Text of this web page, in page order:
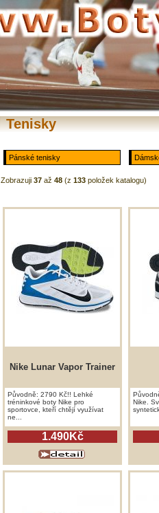
Tenisky
Pánské tenisky
Zobrazuji 37 až 48 (z 133 položek katalogu)
Nike Lunar Vapor Trainer
Původně: 2790 Kč!! Lehké
tréninkové boty Nike pro
sportovce, kteří chtějí využívat
ne...
1.490Kč
Nike.